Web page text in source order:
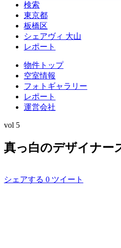
検索
東京都
板橋区
シェアヴィ 大山
レポート
物件トップ
空室情報
フォト ギャラリー
レポート
運営会社
vol 5
真っ白のデザイナー
シェアする 0 ツイート